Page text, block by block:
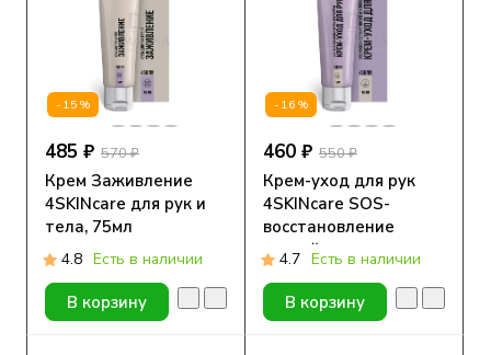
-15%
485 ₽ 570 ₽
Крем Заживление
4SKINcare для рук и
тела, 75мл
4.8 Есть в наличии
В корзину
-16%
460 ₽ 550 ₽
Крем-уход для рук
4SKINcare SOS-
восстановление
ногтей и кутикулы,
75мл
4.7 Есть в наличии
В корзину